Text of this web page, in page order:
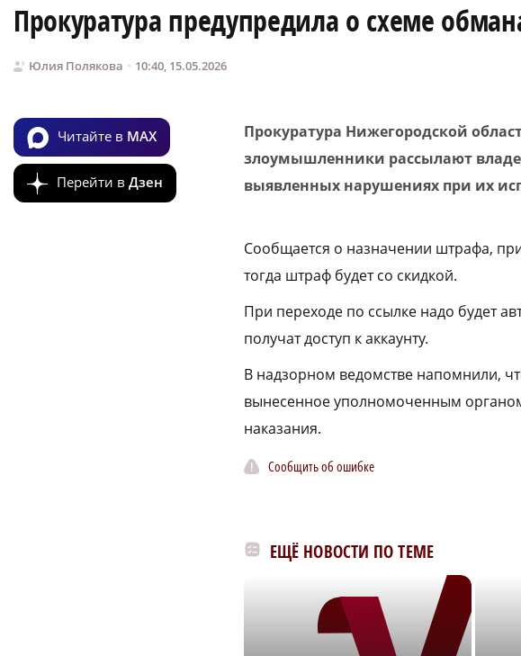
Прокуратура предупредила о схеме
Юлия Полякова 10:40, 15.05.2026
Читайте в MAX
Перейти в Дзен
Прокуратура Нижегородской
злоумышленники рассылают
выявленных нарушениях при их
Сообщается о назначении штрафа,
тогда штраф будет со скидкой.
При переходе по ссылке надо будет
получат доступ к аккаунту.
В надзорном ведомстве напомнили,
вынесенное уполномоченным
наказания.
Сообщить об ошибке
ЕЩЁ НОВОСТИ ПО ТЕМЕ